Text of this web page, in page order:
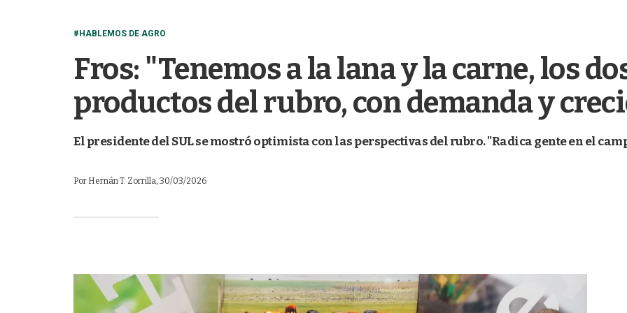
#HABLEMOS DE AGRO
Fros: "Tenemos a la lana y la carne, los
productos del rubro, con demanda y
El presidente del SUL se mostró optimista con las perspectivas del rubro. "Radica gente en el
Por Hernán T. Zorrilla, 30/03/2026